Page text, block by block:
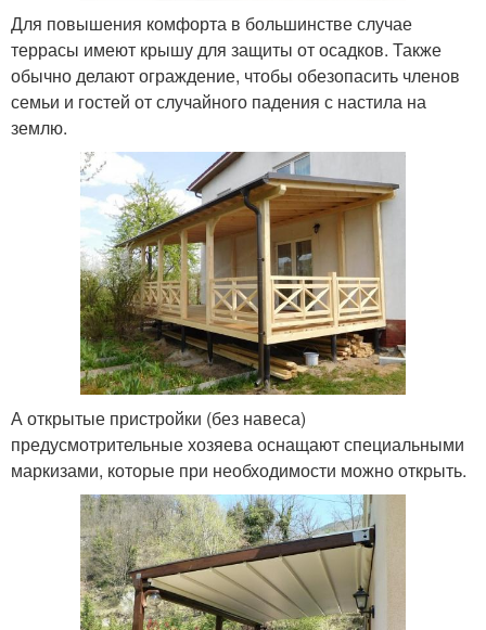
Для повышения комфорта в большинстве случае
террасы имеют крышу для защиты от осадков. Также
обычно делают ограждение, чтобы обезопасить членов
семьи и гостей от случайного падения с настила на
землю.
А открытые пристройки (без навеса)
предусмотрительные хозяева оснащают специальными
маркизами, которые при необходимости можно открыть.